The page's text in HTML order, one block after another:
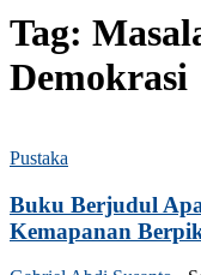
Tag:
Demokrasi
Pustaka
Buku Berjudul
Kemapanan